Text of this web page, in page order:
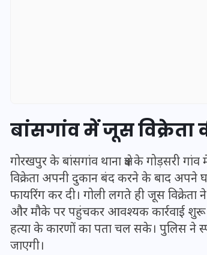
बांसगांव में जूस विक्रेता
गोरखपुर के बांसगांव थाना क्षेत्र के गोड़सरी
विक्रेता अपनी दुकान बंद करने के बाद अपने
फायरिंग कर दी। गोली लगते ही जूस
और मौके पर पहुंचकर आवश्यक कार्रवाई शुरू
हत्या के कारणों का पता चल सके। पुलिस ने
जाएगी।
UPSSSC Lekhpal
2025: यूपी में लेखपाल के
पर बंपर भर्ती का विज्ञापन